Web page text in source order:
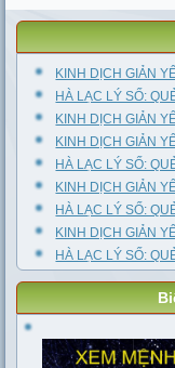
KINH DỊCH GIẢN
HÀ LẠC LÝ SỐ:
KINH DỊCH GIẢN
KINH DỊCH GIẢN
HÀ LẠC LÝ SỐ:
KINH DỊCH GIẢN
HÀ LẠC LÝ SỐ:
KINH DỊCH GIẢN
HÀ LẠC LÝ SỐ: